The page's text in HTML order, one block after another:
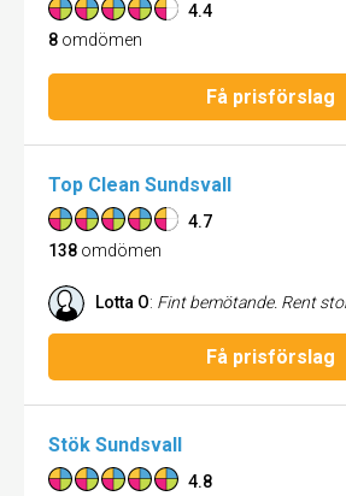
4.4
8 omdömen
Få prisförslag
Top Clean Sundsvall
4.7
138 omdömen
Lotta O: Fint bemötande. Rent
Få prisförslag
Stök Sundsvall
4.8